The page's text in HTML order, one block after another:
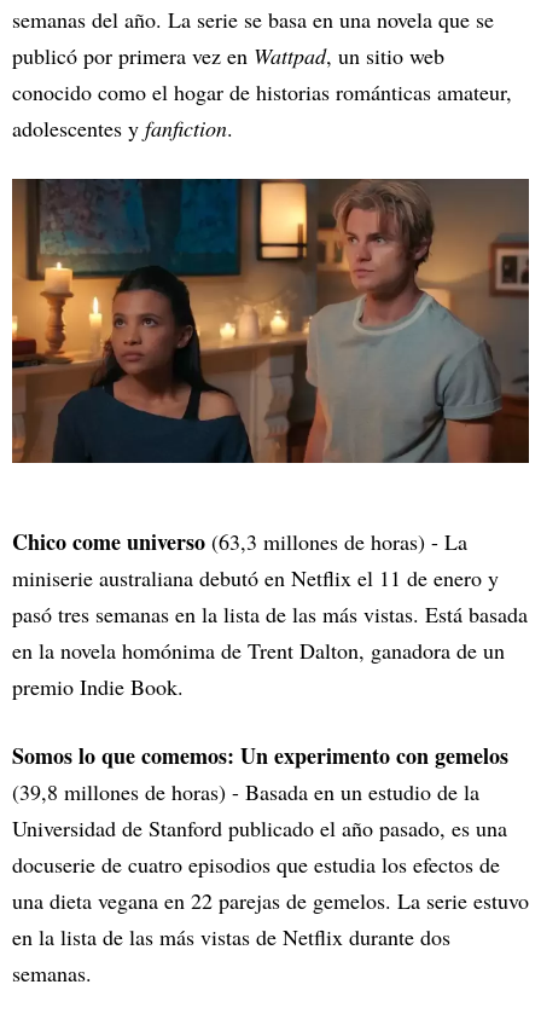
semanas del año. La serie se basa en una novela que se
publicó por primera vez en Wattpad, un sitio web
conocido como el hogar de historias románticas amateur,
adolescentes y fanfiction.
Chico come universo (63,3 millones de horas) - La
miniserie australiana debutó en Netflix el 11 de enero y
pasó tres semanas en la lista de las más vistas. Está basada
en la novela homónima de Trent Dalton, ganadora de un
premio Indie Book.
Somos lo que comemos: Un experimento con gemelos
(39,8 millones de horas) - Basada en un estudio de la
Universidad de Stanford publicado el año pasado, es una
docuserie de cuatro episodios que estudia los efectos de
una dieta vegana en 22 parejas de gemelos. La serie estuvo
en la lista de las más vistas de Netflix durante dos
semanas.